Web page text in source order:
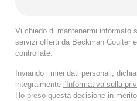
Vi chiedo di mantenermi informato
servizi offerti da Beckman Coulter
controllate.
Inviando i miei dati personali,
integralmente l'Informativa sulla
Ho preso questa decisione in